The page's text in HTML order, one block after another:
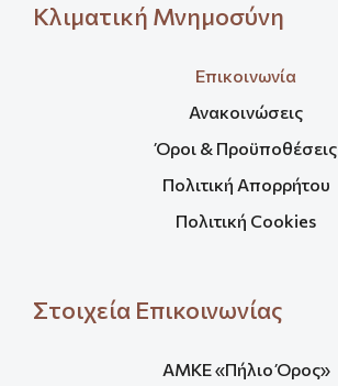
Κλιματική Μνημοσύνη
Επικοινωνία
Ανακοινώσεις
Όροι & Προϋποθέσεις
Πολιτική Απορρήτου
Πολιτική Cookies
Στοιχεία Επικοινωνίας
ΑΜΚΕ «Πήλιο Όρος»